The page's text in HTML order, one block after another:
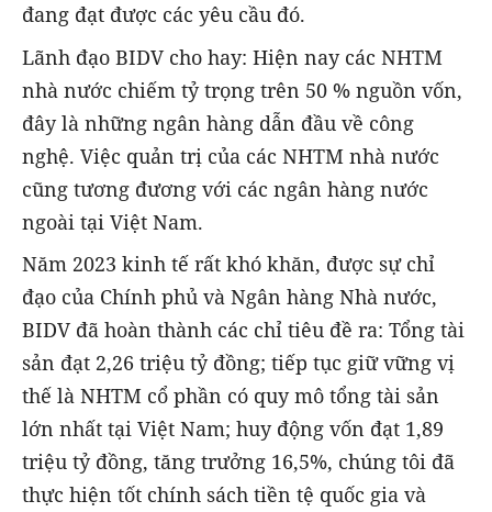
đang đạt được các yêu cầu đó.
Lãnh đạo BIDV cho hay: Hiện nay các NHTM
nhà nước chiếm tỷ trọng trên 50 % nguồn vốn,
đây là những ngân hàng dẫn đầu về công
nghệ. Việc quản trị của các NHTM nhà nước
cũng tương đương với các ngân hàng nước
ngoài tại Việt Nam.
Năm 2023 kinh tế rất khó khăn, được sự chỉ
đạo của Chính phủ và Ngân hàng Nhà nước,
BIDV đã hoàn thành các chỉ tiêu đề ra: Tổng tài
sản đạt 2,26 triệu tỷ đồng; tiếp tục giữ vững vị
thế là NHTM cổ phần có quy mô tổng tài sản
lớn nhất tại Việt Nam; huy động vốn đạt 1,89
triệu tỷ đồng, tăng trưởng 16,5%, chúng tôi đã
thực hiện tốt chính sách tiền tệ quốc gia và